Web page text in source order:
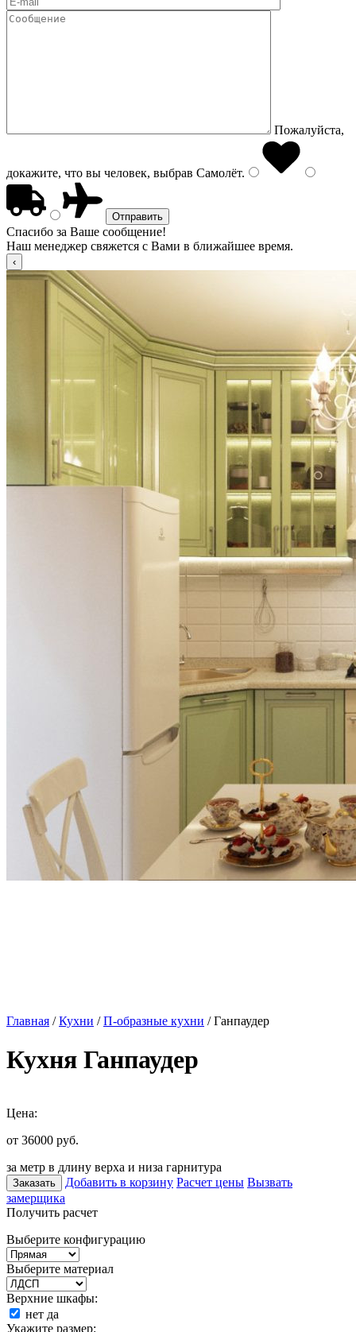
Пожалуйста,
докажите, что вы человек, выбрав Самолёт.
Спасибо за Ваше сообщение!
Наш менеджер свяжется с Вами в ближайшее время.
Главная /Кухни /П-образные кухни / Ганпаудер
Кухня Ганпаудер
Цена:
от 36000 руб.
за метр в длину верха и низа гарнитура
Заказать Добавить в корзину Расчет цены Вызвать
замерщика
Получить расчет
Выберите конфигурацию
Выберите материал
Верхние шкафы:
нет да
Укажите размер: